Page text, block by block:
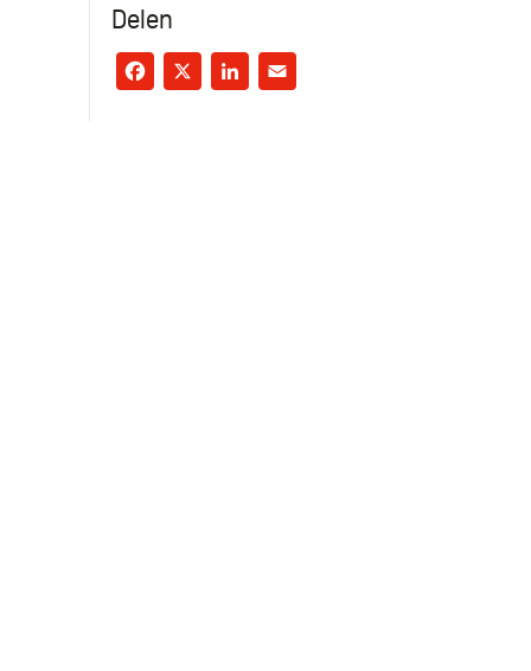
Delen
Facebook
X LinkedIn